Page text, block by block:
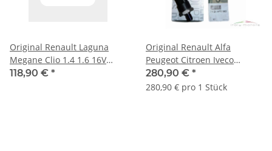
Original Renault Laguna
Megane Clio 1.4 1.6 16V
Schwungrad 7700100457
118,90 € *
Original Renault Alfa
Peugeot Citroen Iveco
Kraftstoffdrucksensor
7701478058
280,90 € *
280,90 € pro 1 Stück